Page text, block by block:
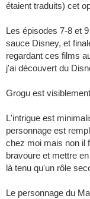
étaient traduits) cet
Les épisodes 7-8 et
sauce Disney, et
regardant ces films
j'ai découvert du
Grogu est
L'intrigue est
personnage est
chez moi mais non il
bravoure et mettre
là tenu qu'un rôle
Le personnage du